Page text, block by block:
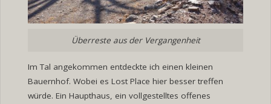
Überreste aus der Vergangenheit
Im Tal angekommen entdeckte ich einen kleinen
Bauernhof. Wobei es Lost Place hier besser treffen
würde. Ein Haupthaus, ein vollgestelltes offenes